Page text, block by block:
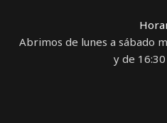
Abrimos de lunes a sábado
y de